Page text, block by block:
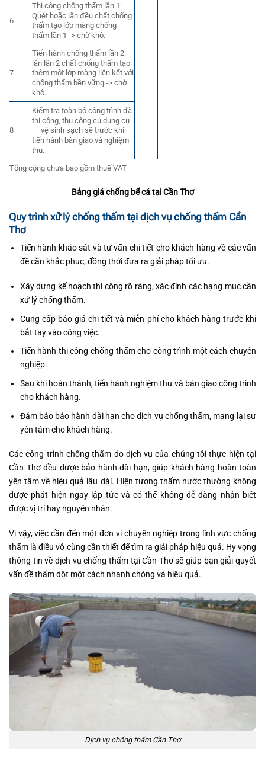
6
Thi công chống thấm lần 1:
Quét hoặc lăn đều chất chống
thấm tạo lớp màng chống
thấm lần 1 -> chờ khô.
7
Tiến hành chống thấm lần 2:
lăn lần 2 chất chống thấm tạo
thêm một lớp màng liên kết với
chống thấm bền vững -> chờ
khô.
8
Kiểm tra toàn bộ công trình đã
thi công, thu công cụ dụng cụ
– vệ sinh sạch sẽ trước khi
tiến hành bàn giao và nghiệm
thu.
Tổng cộng chưa bao gồm thuế VAT
Bảng giá chống bể cá tại Cần Thơ
Quy trình xử lý chống thấm tại dịch vụ chống thấm Cần
Thơ
Tiến hành khảo sát và tư vấn chi tiết cho khách hàng về các vấn
đề cần khắc phục, đồng thời đưa ra giải pháp tối ưu.
Xây dựng kế hoạch thi công rõ ràng, xác định các hạng mục cần
xử lý chống thấm.
Cung cấp báo giá chi tiết và miễn phí cho khách hàng trước khi
bắt tay vào công việc.
Tiến hành thi công chống thấm cho công trình một cách chuyên
nghiệp.
Sau khi hoàn thành, tiến hành nghiệm thu và bàn giao công trình
cho khách hàng.
Đảm bảo bảo hành dài hạn cho dịch vụ chống thấm, mang lại sự
yên tâm cho khách hàng.
Các công trình chống thấm do dịch vụ của chúng tôi thực hiện tại
Cần Thơ đều được bảo hành dài hạn, giúp khách hàng hoàn toàn
yên tâm về hiệu quả lâu dài. Hiện tượng thấm nước thường không
được phát hiện ngay lập tức và có thể không dễ dàng nhận biết
được vị trí hay nguyên nhân.
Vì vậy, việc cần đến một đơn vị chuyên nghiệp trong lĩnh vực chống
thấm là điều vô cùng cần thiết để tìm ra giải pháp hiệu quả. Hy vọng
thông tin về dịch vụ chống thấm tại Cần Thơ sẽ giúp bạn giải quyết
vấn đề thấm dột một cách nhanh chóng và hiệu quả.
Dịch vụ chống thấm Cần Thơ